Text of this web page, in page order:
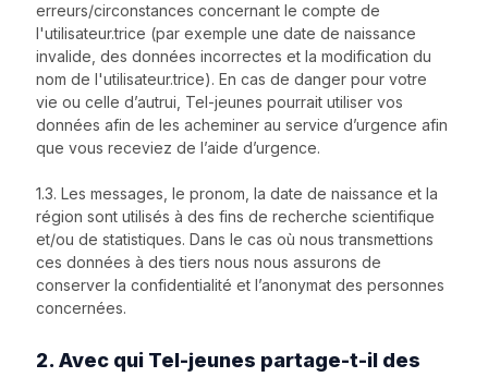
erreurs/circonstances concernant le compte de
l'utilisateur.trice (par exemple une date de naissance
invalide, des données incorrectes et la modification du
nom de l'utilisateur.trice). En cas de danger pour votre
vie ou celle d’autrui, Tel-jeunes pourrait utiliser vos
données afin de les acheminer au service d’urgence afin
que vous receviez de l’aide d’urgence.
1.3. Les messages, le pronom, la date de naissance et la
région sont utilisés à des fins de recherche scientifique
et/ou de statistiques. Dans le cas où nous transmettions
ces données à des tiers nous nous assurons de
conserver la confidentialité et l’anonymat des personnes
concernées.
2. Avec qui Tel-jeunes partage-t-il des